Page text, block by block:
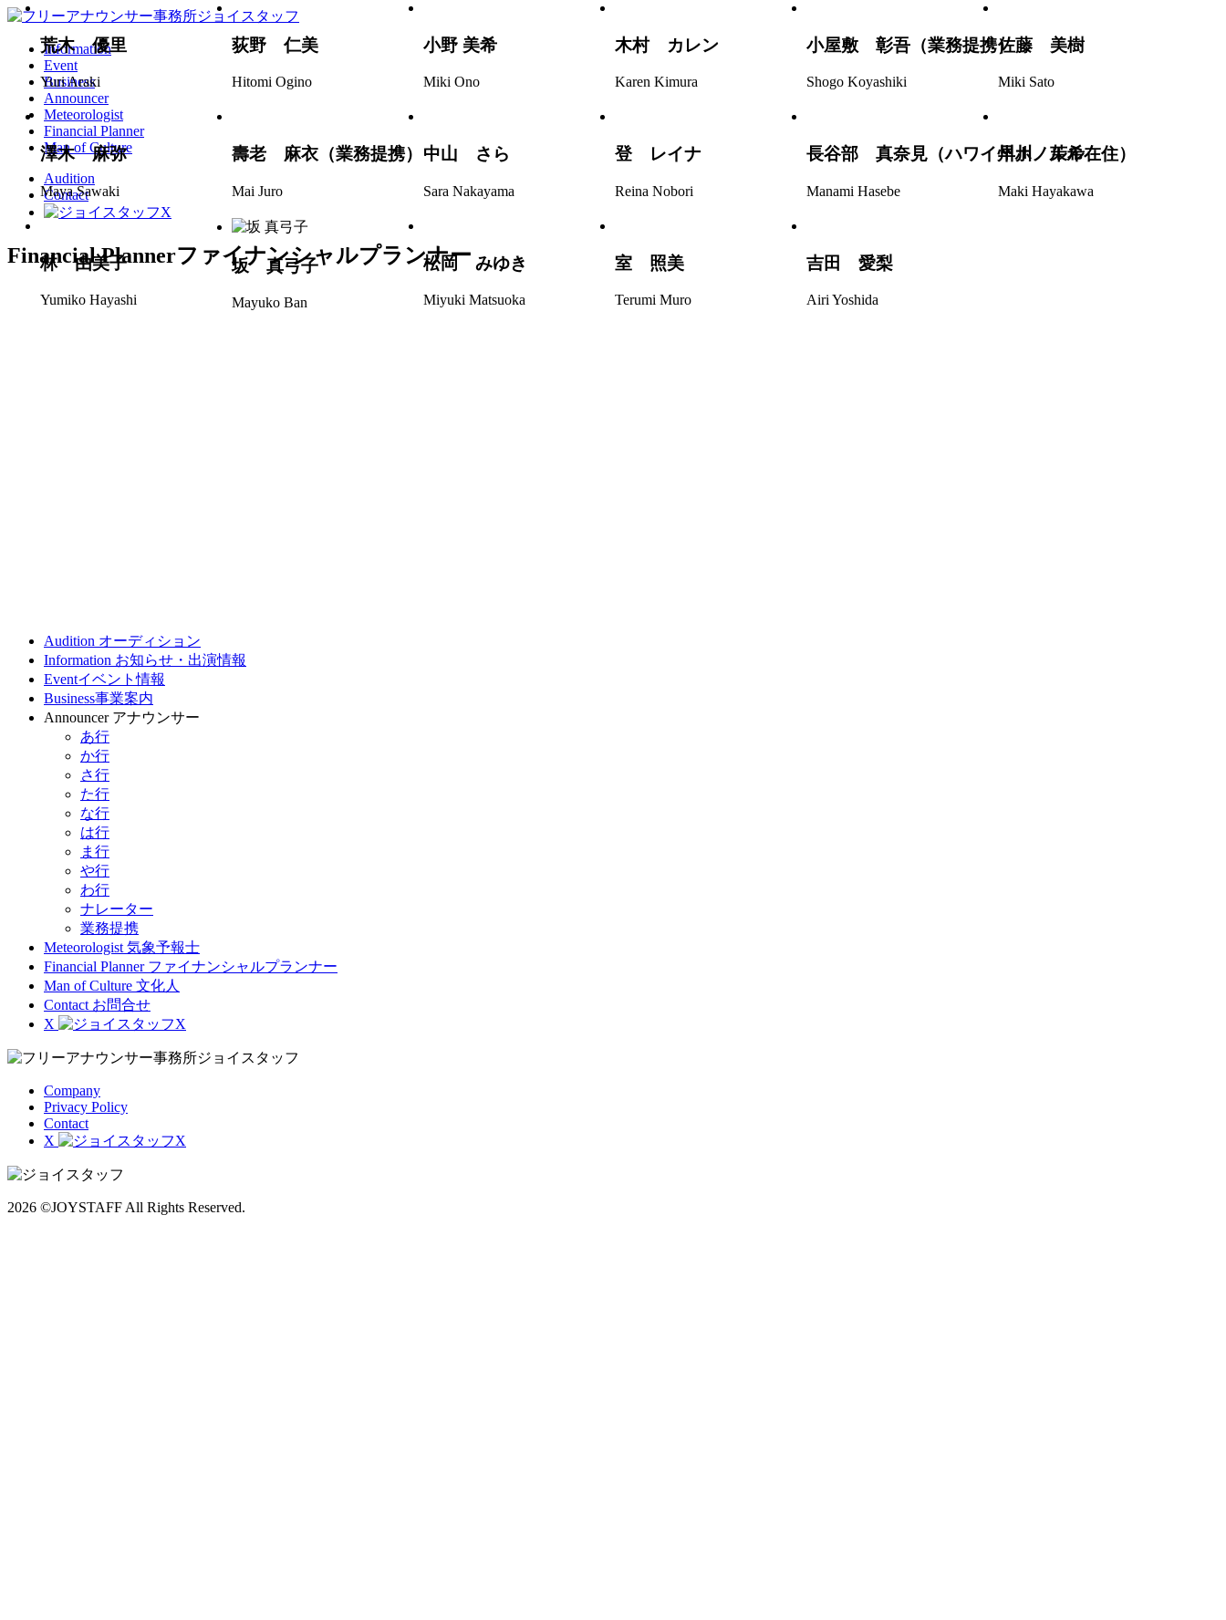
Information
Event
Business
Announcer
Meteorologist
Financial Planner
Man of Culture
Audition
Contact
Financial Plannerファイナンシャルプランナー
荒木 優里
Yuri Araki
荻野 仁美
Hitomi Ogino
小野 美希
Miki Ono
木村 カレン
Karen Kimura
小屋敷 彰吾（業務提携）
Shogo Koyashiki
佐藤 美樹
Miki Sato
澤木 麻弥
Maya Sawaki
壽老 麻衣（業務提携）
Mai Juro
中山 さら
Sara Nakayama
登 レイナ
Reina Nobori
長谷部 真奈見（ハワイ州ホノルル在住）
Manami Hasebe
早川 茉希
Maki Hayakawa
林 由美子
Yumiko Hayashi
坂 真弓子
Mayuko Ban
松岡 みゆき
Miyuki Matsuoka
室 照美
Terumi Muro
吉田 愛梨
Airi Yoshida
Audition オーディション
Information お知らせ・出演情報
Eventイベント情報
Business事業案内
Announcer アナウンサー
あ行
か行
さ行
た行
な行
は行
ま行
や行
わ行
ナレーター
業務提携
Meteorologist 気象予報士
Financial Planner ファイナンシャルプランナー
Man of Culture 文化人
Contact お問合せ
X
Company
Privacy Policy
Contact
X
2026 ©JOYSTAFF All Rights Reserved.